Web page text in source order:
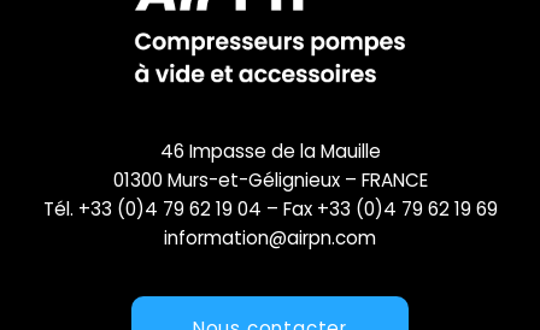
46 Impasse de la Mauille
01300 Murs-et-Gélignieux – FRANCE
Tél. +33 (0)4 79 62 19 04 – Fax +33 (0)4 79 62 19 69
information@airpn.com